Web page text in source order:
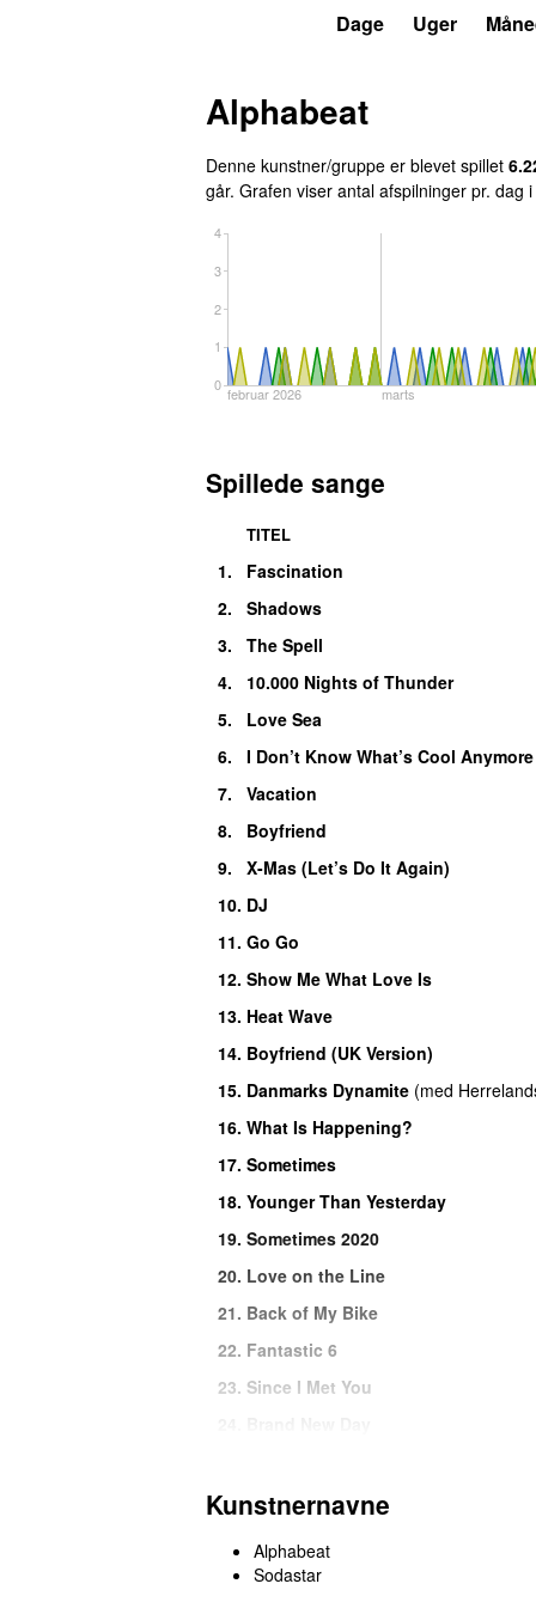
Dage Uger
Alphabeat
Denne kunstner/gruppe er blevet spillet
går. Grafen viser antal afspilninger pr. dag
februar 2026 marts
0
1
2
3
4
Spillede sange
TITEL
1. Fascination
2.
Shadows
3.
The Spell
4.
10.000 Nights of Thunder
5.
Love Sea
6.
I Don’t Know What’s Cool Anymore
7.
Vacation
8.
Boyfriend
9.
X-Mas (Let’s Do It Again)
10. DJ
11. Go Go
12. Show Me What Love Is
13. Heat Wave
14. Boyfriend (UK Version)
15. Danmarks Dynamite (med
16. What Is Happening?
17. Sometimes
18. Younger Than Yesterday
19. Sometimes 2020
20. Love on the Line
21. Back of My Bike
22. Fantastic 6
23. Since I Met You
24. Shadows (Live P4 til døren 2020)
24. Vacation (Live P4 til døren 2020)
Kunstnernavne
Alphabeat
Sodastar